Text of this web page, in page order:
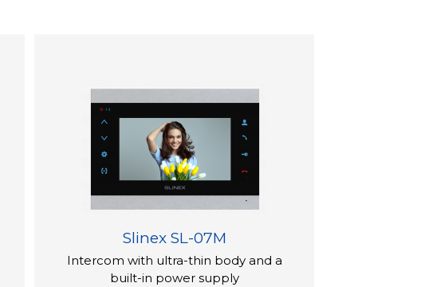
Slinex SL-07M
Intercom with ultra-thin body and a
built-in power supply